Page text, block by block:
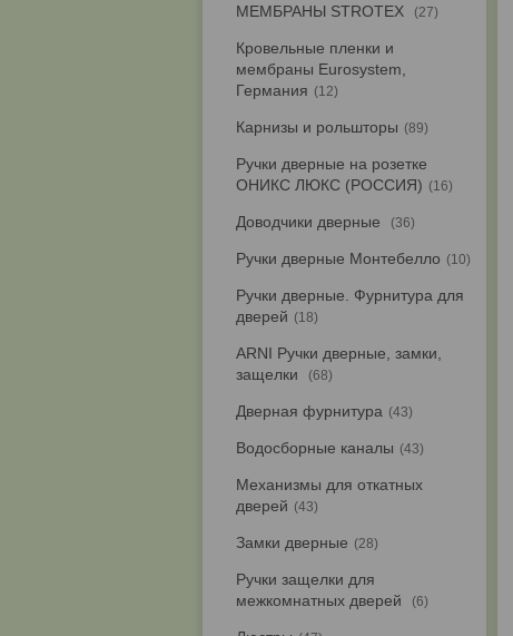
МЕМБРАНЫ STROTEX
27
Кровельные пленки и
мембраны Eurosystem,
Германия
12
Карнизы и рольшторы 89
Ручки дверные на розетке
ОНИКС ЛЮКС (РОССИЯ)
16
Доводчики дверные 36
Ручки дверные Монтебелло 10
Ручки дверные. Фурнитура для
дверей
18
ARNI Ручки дверные, замки,
защелки
68
Дверная фурнитура 43
Водосборные каналы 43
Механизмы для откатных
дверей
43
Замки дверные 28
Ручки защелки для
межкомнатных дверей
6